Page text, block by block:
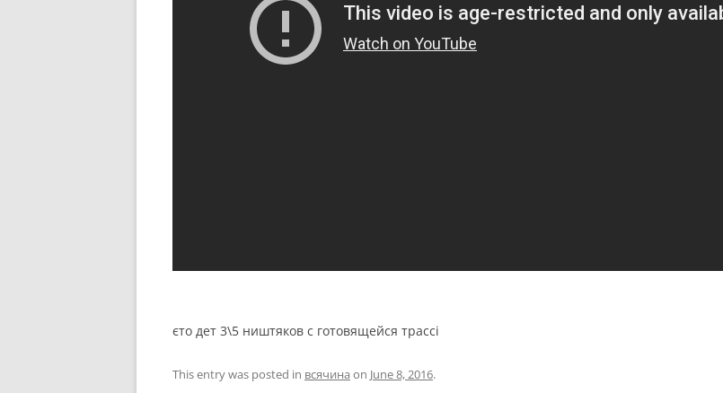
єто дет 3\5 ништяков с готовящейся трассі
This entry was posted in всячина on June 8, 2016.